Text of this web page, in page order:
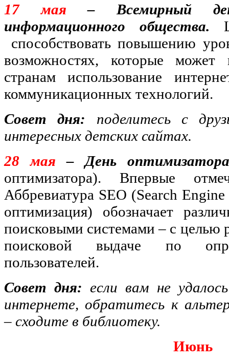
17 мая – Всемирный
информационного общества.
способствовать повышению
возможностях, которые
странам использование
коммуникационных технологий.
Совет дня:
поделитесь с
интересных детских сайтах.
28 мая – День
оптимизатора). Впервые
Аббревиатура SEO (Search
оптимизация) обозначает
поисковыми системами – с целью
поисковой выдаче по
пользователей.
Совет дня: если вам не
интернете, обратитесь к
– сходите в библиотеку.
Июнь